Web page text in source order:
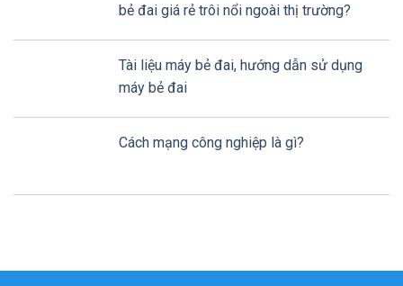
bẻ đai giá rẻ trôi nổi ngoài thị trường?
Tài liệu máy bẻ đai, hướng dẫn sử dụng
máy bẻ đai
Cách mạng công nghiệp là gì?